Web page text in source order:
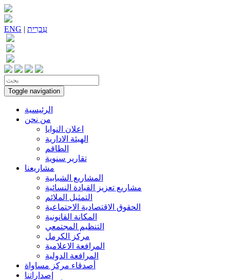
ENG | עִברִית
Toggle navigation
الرئيسية
من نحن
اعلان النوايا
الهيئة الادارية
الطاقم
تقارير سنوية
مشاريعنا
المشاريع الشبابية
مشاريع تعزيز القيادة النسائية
التمثيل الملائم
الحقوق الاقتصادية الاجتماعية
المكانة القانونية
التنظيم المجتمعي
مركز الكرمل
المرافعة الاعلامية
المرافعة الدولية
أصدقاء مركز مساواة
إصداراتنا